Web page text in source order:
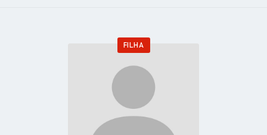
FILHA
Go
profile
page